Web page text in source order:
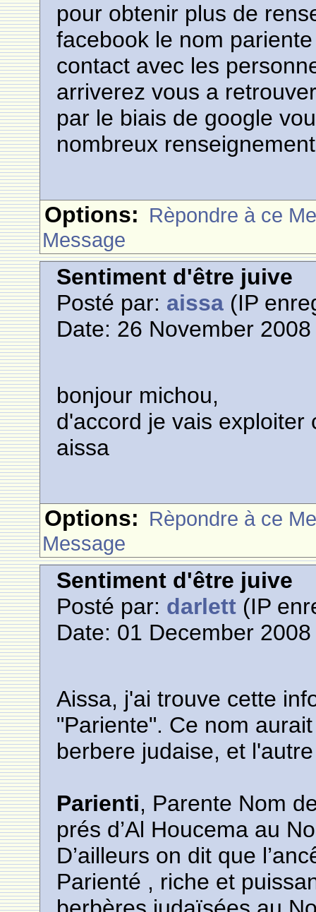
pour obtenir plus de
facebook le nom
contact avec les
arriverez vous a
par le biais de google
nombreux
Options: Rèpondre à ce
Message
Sentiment d'être juive
Posté par: aissa (IP
Date: 26 November
bonjour michou,
d'accord je vais exploiter
aissa
Options: Rèpondre à ce
Message
Sentiment d'être juive
Posté par: darlett (IP
Date: 01 December
Aissa, j'ai trouve cette
"Pariente". Ce nom
berbere judaise, et
Parienti, Parente Nom
prés d’Al Houcema au
D’ailleurs on dit que
Parienté , riche et